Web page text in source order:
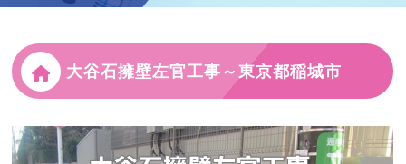
大谷石擁壁左官工事～東京都稲城市